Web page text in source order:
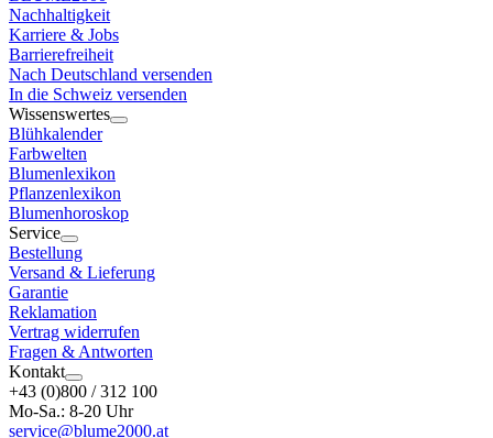
Nachhaltigkeit
Karriere & Jobs
Barrierefreiheit
Nach Deutschland versenden
In die Schweiz versenden
Wissenswertes
Blühkalender
Farbwelten
Blumenlexikon
Pflanzenlexikon
Blumenhoroskop
Service
Bestellung
Versand & Lieferung
Garantie
Reklamation
Vertrag widerrufen
Fragen & Antworten
Kontakt
+43 (0)800 / 312 100
Mo-Sa.: 8-20 Uhr
service@blume2000.at